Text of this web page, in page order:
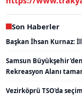
Son Haberler
Başkan İhsan Kurnaz:
Samsun
Rekreasyon Alanı
Vezirköprü TSO'da